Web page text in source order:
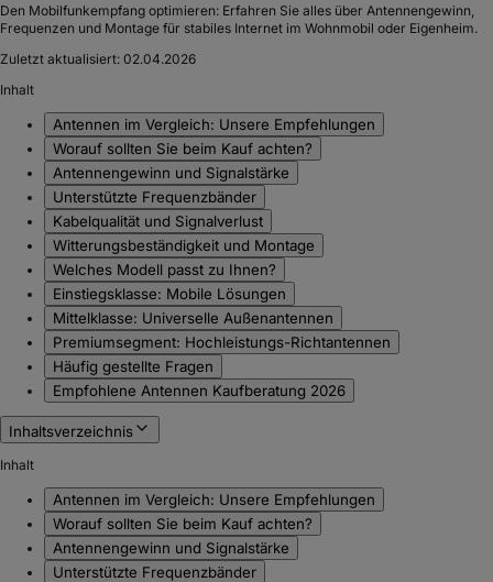
Den Mobilfunkempfang optimieren: Erfahren Sie alles über Antennengewinn,
Frequenzen und Montage für stabiles Internet im Wohnmobil oder Eigenheim.
Zuletzt aktualisiert: 02.04.2026
Inhalt
Antennen im Vergleich: Unsere Empfehlungen
Worauf sollten Sie beim Kauf achten?
Antennengewinn und Signalstärke
Unterstützte Frequenzbänder
Kabelqualität und Signalverlust
Witterungsbeständigkeit und Montage
Welches Modell passt zu Ihnen?
Einstiegsklasse: Mobile Lösungen
Mittelklasse: Universelle Außenantennen
Premiumsegment: Hochleistungs-Richtantennen
Häufig gestellte Fragen
Empfohlene Antennen Kaufberatung 2026
Inhaltsverzeichnis
Inhalt
Antennen im Vergleich: Unsere Empfehlungen
Worauf sollten Sie beim Kauf achten?
Antennengewinn und Signalstärke
Unterstützte Frequenzbänder